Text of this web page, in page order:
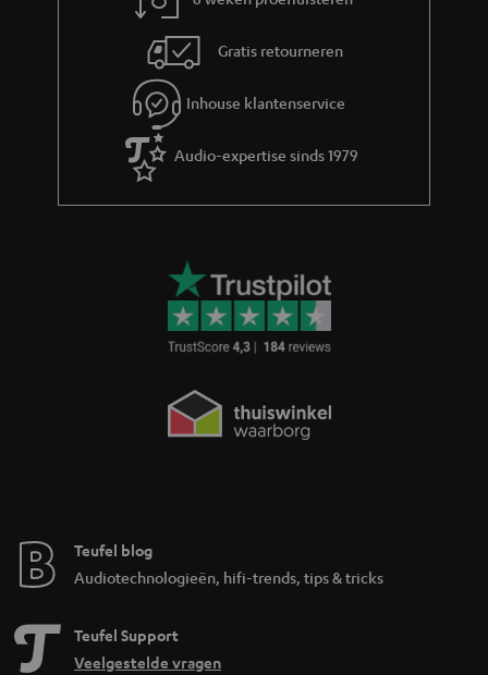
Gratis retourneren
Inhouse klantenservice
Audio-expertise sinds 1979
Teufel blog
Audiotechnologieën, hifi-trends, tips & tricks
Teufel Support
Veelgestelde vragen